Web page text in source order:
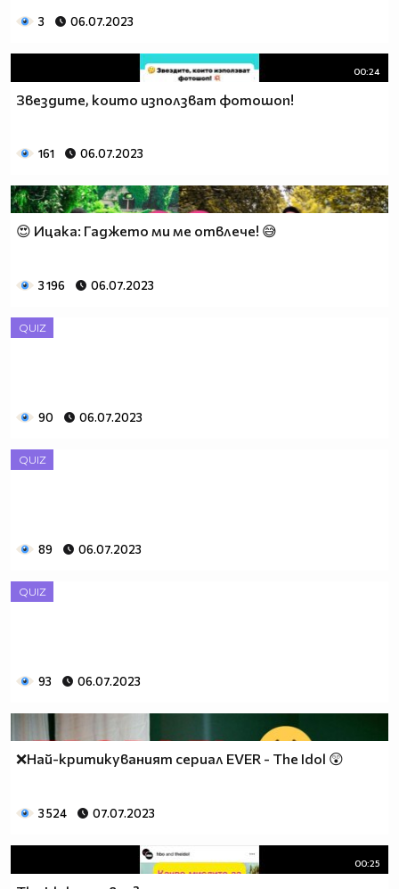
3 06.07.2023
00:24
Звездите, които използват фотошоп!
161 06.07.2023
😍 Ицака: Гаджето ми ме отвлече! 😅
3 196 06.07.2023
QUIZ
90 06.07.2023
QUIZ
89 06.07.2023
QUIZ
93 06.07.2023
❌Най-критикуваният сериал EVER - The Idol 😲
3 524 07.07.2023
00:25